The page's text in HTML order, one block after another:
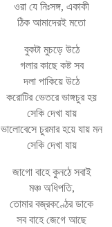
ওরা যে নিঃসঙ্গ, একাকী
ঠিক আমাদেরই মতো
বুকটা মুচড়ে উঠে
গলার কাছে কষ্ট সব
দলা পাকিয়ে উঠে
করোটির ভেতরে ভাঙ্গচুর হয়
সেকি দেখা যায়
ভালোবেসে চুরমার হয়ে যায় মন
সেকি দেখা যায়
জাগো বাহে কুনঠে সবাই
মঞ্চ অধিপতি,
তোমার বজ্রকণ্ঠের ডাকে
সব বাহে জেগে আছে